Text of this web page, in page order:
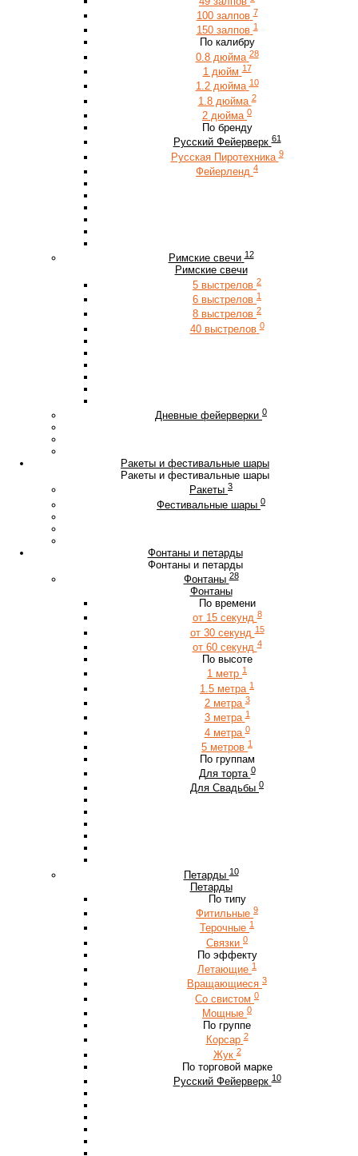
100 залпов 7
150 залпов 1
По калибру
0.8 дюйма 28
1 дюйм 17
1.2 дюйма 10
1.8 дюйма 2
2 дюйма 0
По бренду
Русский Фейерверк 61
Русская Пиротехника 9
Фейерленд 4
Римские свечи 12
Римские свечи
5 выстрелов 2
6 выстрелов 1
8 выстрелов 2
40 выстрелов 0
Дневные фейерверки 0
Ракеты и фестивальные шары
Ракеты и фестивальные шары
Ракеты 3
Фестивальные шары 0
Фонтаны и петарды
Фонтаны и петарды
Фонтаны 28
Фонтаны
По времени
от 15 секунд 8
от 30 секунд 15
от 60 секунд 4
По высоте
1 метр 1
1.5 метра 1
2 метра 3
3 метра 1
4 метра 0
5 метров 1
По группам
Для торта 0
Для Свадьбы 0
Петарды 10
Петарды
По типу
Фитильные 9
Терочные 1
Связки 0
По эффекту
Летающие 1
Вращающиеся 3
Со свистом 0
Мощные 0
По группе
Корсар 2
Жук 2
По торговой марке
Русский Фейерверк 10